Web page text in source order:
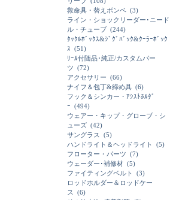
救命具・替えボンベ (3)
ライン・ショックリーダー･ニード
ル・チューブ (244)
ﾀｯｸﾙﾎﾞｯｸｽ&ｼﾞｸﾞﾊﾞｯｸ&ｸｰﾗｰﾎﾞｯｸ
ｽ (51)
ﾘｰﾙ付随品･純正/カスタムパー
ツ (72)
アクセサリー (66)
ナイフ＆包丁&締め具 (6)
フック＆シンカー・ｱｼｽﾄﾎﾙﾀﾞ
ｰ (494)
ウェアー・キップ・グローブ・シ
ューズ (42)
サングラス
(5)
ハンドライト＆ヘッドライト
(5)
フローター・パーツ (7)
ウェーダー･補修材 (5)
ファイティングベルト
(3)
ロッドホルダー＆ロッドケー
ス
(6)